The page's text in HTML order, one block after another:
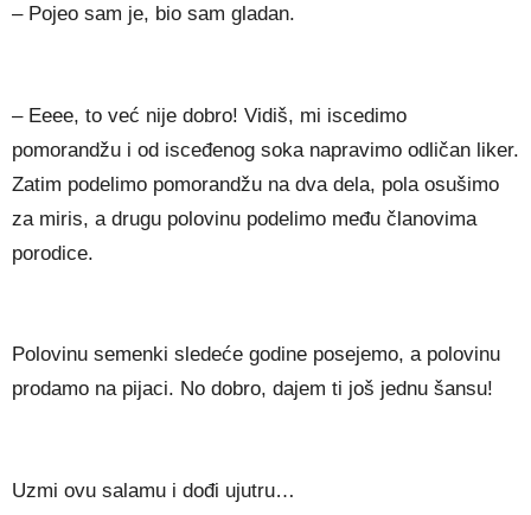
– Pojeo sam je, bio sam gladan.
– Eeee, to već nije dobro! Vidiš, mi iscedimo
pomorandžu i od isceđenog soka napravimo odličan liker.
Zatim podelimo pomorandžu na dva dela, pola osušimo
za miris, a drugu polovinu podelimo među članovima
porodice.
Polovinu semenki sledeće godine posejemo, a polovinu
prodamo na pijaci. No dobro, dajem ti još jednu šansu!
Uzmi ovu salamu i dođi ujutru…